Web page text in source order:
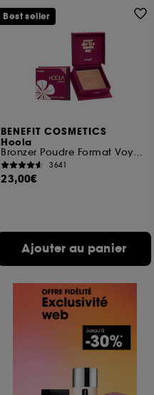
BENEFIT COSMETICS
Hoola
Bronzer Poudre Format Voyage
3641
23,00€
Ajouter au panier
Best seller